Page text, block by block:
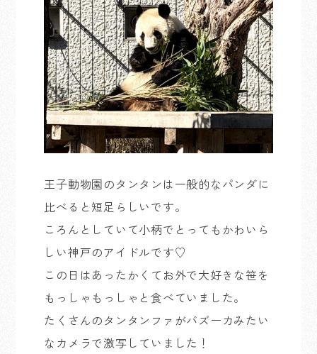
王子動物園のタンタンは一般的なパンダに
比べると短足らしいです。
ころんとしていて小柄でとってもかわいら
しい神戸のアイドルです♡
この日はあったかくてお外で大好きな笹を
もっしゃもっしゃと食べていました。
たくさんのタンタンファがバズーカみたい
なカメラで激写していました！